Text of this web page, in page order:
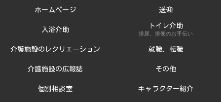
ホームページ 送迎
入浴介助
トイレ介助
排尿、排便のお手伝い
介護施設のレクリエーション 就職、転職
介護施設の広報誌 その他
個別相談室 キャラクター紹介